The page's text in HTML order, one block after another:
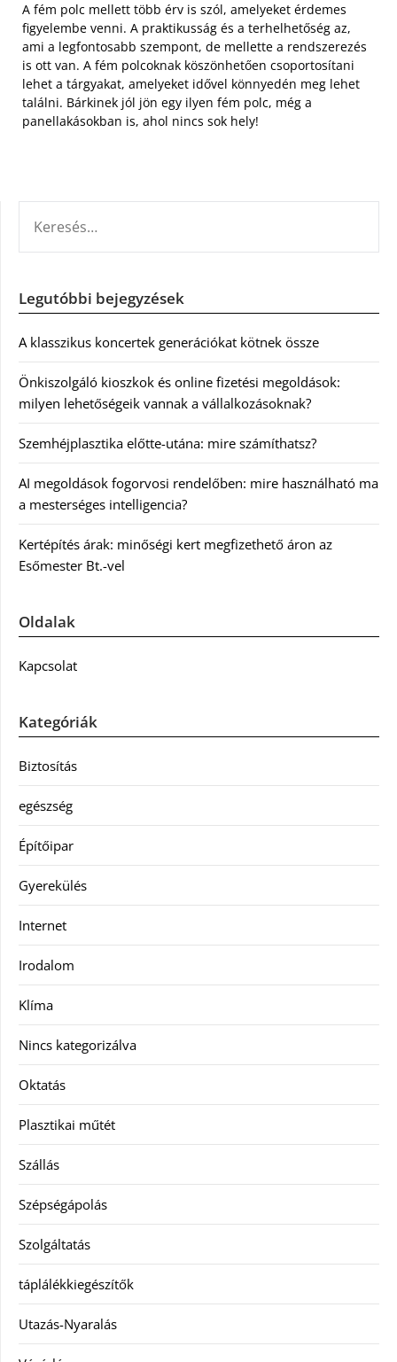
A fém polc mellett több érv is szól, amelyeket érdemes
figyelembe venni. A praktikusság és a terhelhetőség az,
ami a legfontosabb szempont, de mellette a rendszerezés
is ott van. A fém polcoknak köszönhetően csoportosítani
lehet a tárgyakat, amelyeket idővel könnyedén meg lehet
találni. Bárkinek jól jön egy ilyen fém polc, még a
panellakásokban is, ahol nincs sok hely!
Legutóbbi bejegyzések
A klasszikus koncertek generációkat kötnek össze
Önkiszolgáló kioszkok és online fizetési megoldások:
milyen lehetőségeik vannak a vállalkozásoknak?
Szemhéjplasztika előtte-utána: mire számíthatsz?
AI megoldások fogorvosi rendelőben: mire használható ma
a mesterséges intelligencia?
Kertépítés árak: minőségi kert megfizethető áron az
Esőmester Bt.-vel
Oldalak
Kapcsolat
Kategóriák
Biztosítás
egészség
Építőipar
Gyerekülés
Internet
Irodalom
Klíma
Nincs kategorizálva
Oktatás
Plasztikai műtét
Szállás
Szépségápolás
Szolgáltatás
táplálékkiegészítők
Utazás-Nyaralás